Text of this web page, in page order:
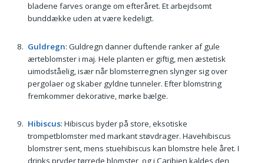
bladene farves orange om efteråret. Et arbejdsomt
bunddække uden at være kedeligt.
Guldregn: Guldregn danner duftende ranker af gule
ærteblomster i maj. Hele planten er giftig, men æstetisk
uimodståelig, især når blomsterregnen slynger sig over
pergolaer og skaber gyldne tunneler. Efter blomstring
fremkommer dekorative, mørke bælge.
Hibiscus: Hibiscus byder på store, eksotiske
trompetblomster med markant støvdrager. Havehibiscus
blomstrer sent, mens stuehibiscus kan blomstre hele året. I
drinks pryder tørrede blomster, og i Caribien kaldes den